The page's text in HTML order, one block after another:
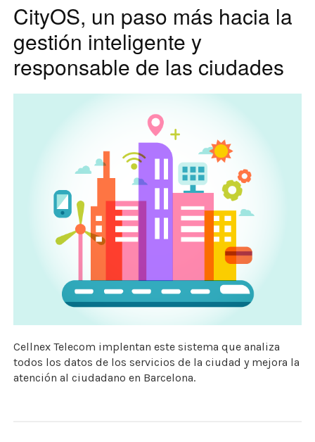
CityOS, un paso más hacia la
gestión inteligente y
responsable de las ciudades
Cellnex Telecom implentan este sistema que analiza
todos los datos de los servicios de la ciudad y mejora la
atención al ciudadano en Barcelona.